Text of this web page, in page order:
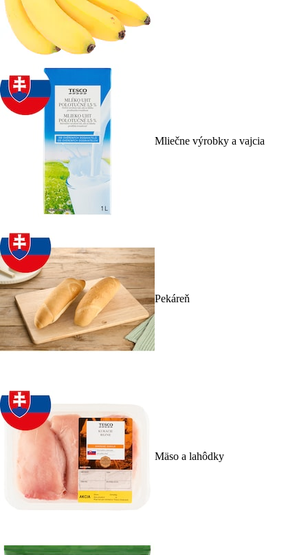
Mliečne výrobky a vajcia
Pekáreň
Mäso a lahôdky